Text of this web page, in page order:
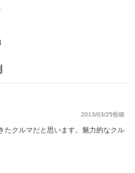
2013/03/25投稿
たクルマだと思います。魅力的なクル